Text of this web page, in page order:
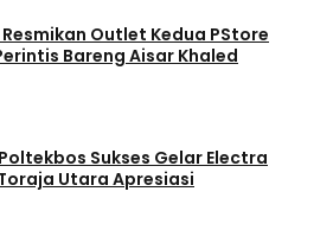
Outlet Kedua PStore
Bareng Aisar Khaled
Sukses Gelar Electra
Utara Apresiasi